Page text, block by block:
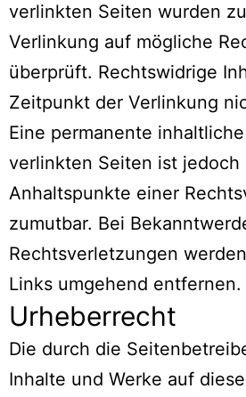
verlinkten Seiten wurden
Verlinkung auf mögliche
überprüft. Rechtswidrige
Zeitpunkt der Verlinkung
Eine permanente
verlinkten Seiten ist jedoch
Anhaltspunkte einer
zumutbar. Bei
Rechtsverletzungen
Links umgehend entfernen.
Urheberrecht
Die durch die
Inhalte und Werke auf